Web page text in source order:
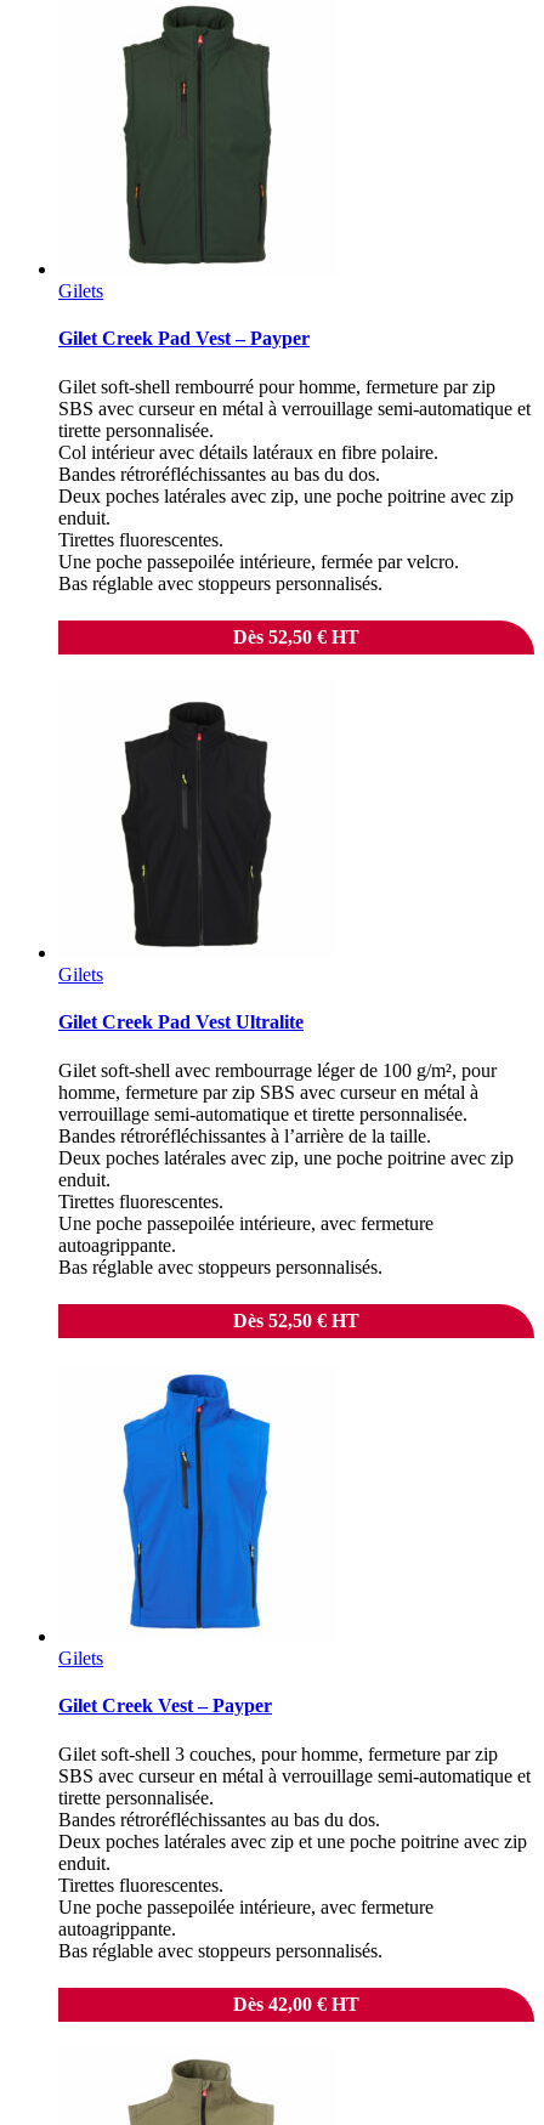
Gilets
Gilet Creek Pad Vest – Payper
Gilet soft-shell rembourré pour homme, fermeture par zip
SBS avec curseur en métal à verrouillage semi-automatique et
tirette personnalisée.
Col intérieur avec détails latéraux en fibre polaire.
Bandes rétroréfléchissantes au bas du dos.
Deux poches latérales avec zip, une poche poitrine avec zip
enduit.
Tirettes fluorescentes.
Une poche passepoilée intérieure, fermée par velcro.
Bas réglable avec stoppeurs personnalisés.
Dès 52,50 € HT
Gilets
Gilet Creek Pad Vest Ultralite
Gilet soft-shell avec rembourrage léger de 100 g/m², pour
homme, fermeture par zip SBS avec curseur en métal à
verrouillage semi-automatique et tirette personnalisée.
Bandes rétroréfléchissantes à l’arrière de la taille.
Deux poches latérales avec zip, une poche poitrine avec zip
enduit.
Tirettes fluorescentes.
Une poche passepoilée intérieure, avec fermeture
autoagrippante.
Bas réglable avec stoppeurs personnalisés.
Dès 52,50 € HT
Gilets
Gilet Creek Vest – Payper
Gilet soft-shell 3 couches, pour homme, fermeture par zip
SBS avec curseur en métal à verrouillage semi-automatique et
tirette personnalisée.
Bandes rétroréfléchissantes au bas du dos.
Deux poches latérales avec zip et une poche poitrine avec zip
enduit.
Tirettes fluorescentes.
Une poche passepoilée intérieure, avec fermeture
autoagrippante.
Bas réglable avec stoppeurs personnalisés.
Dès 42,00 € HT